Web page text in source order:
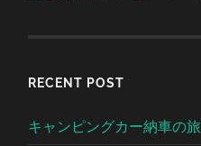
RECENT POST
キャンピングカー納車の旅